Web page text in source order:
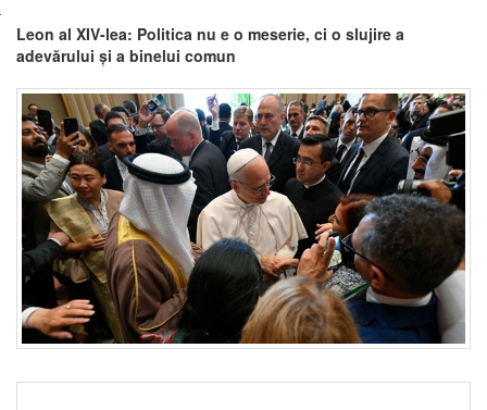
Leon al XIV-lea: Politica nu e o meserie, ci o slujire a
adevărului și a binelui comun